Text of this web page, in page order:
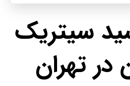
سیتریک
در تهران